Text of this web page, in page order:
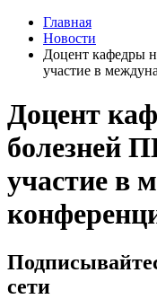
Главная
Новости
Доцент кафедры
участие в
Доцент
болезней
участие в
сети